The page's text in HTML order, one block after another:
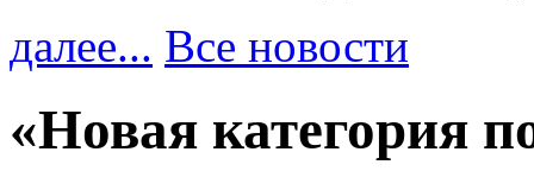
далее... Все новости
«Новая категория